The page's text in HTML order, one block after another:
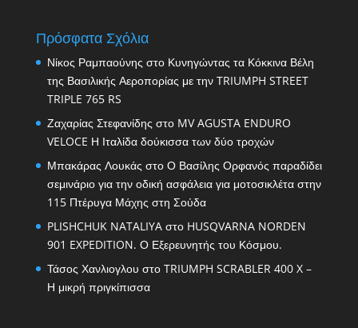
Πρόσφατα Σχόλια
Νίκος Ραμπαούνης στο Κυνηγώντας τα Κόκκινα Βέλη
της Βασιλικής Αεροπορίας με την TRIUMPH STREET
TRIPLE 765 RS
Ζαχαρίας Στεφανίδης στο MV AGUSTA ENDURO
VELOCE Η Ιταλίδα δούκισσα των δύο τροχών
Μπακάρας Λουκάς στο Ο Βασίλης Ορφανός παραδίδει
σεμινάριο για την οδική ασφάλεια για μοτοσικλέτα στην
115 Πτέρυγα Μάχης στη Σούδα
PLISHCHUK NATALIYAστο HUSQVARNA NORDEN
901 EXPEDITION. Ο Εξερευνητής του Κόσμου.
Τάσος Χανλιογλου στο TRIUMPH SCRABLER 400 X –
Η μικρή πριγκίπισσα